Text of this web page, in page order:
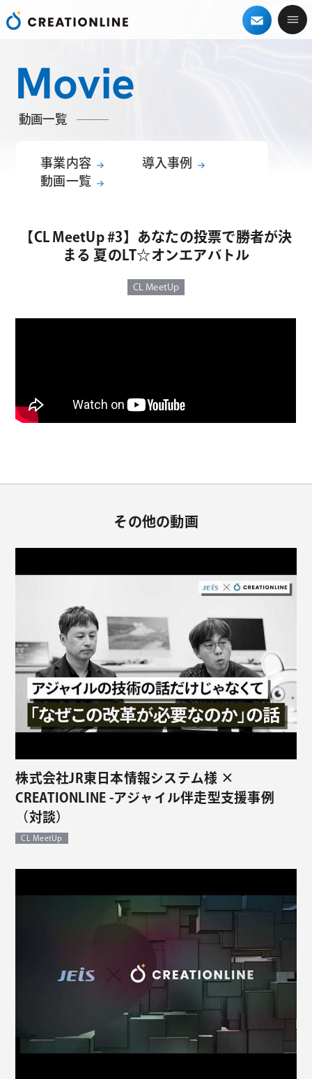
Movie
動画一覧
事業内容
導入事例
動画一覧
【CL MeetUp #3】あなたの投票で勝者が決
まる 夏のLT☆オンエアバトル
CL MeetUp
その他の動画
株式会社JR東日本情報システム様 ×
CREATIONLINE -アジャイル伴走型支援事例
（対談）
CL MeetUp